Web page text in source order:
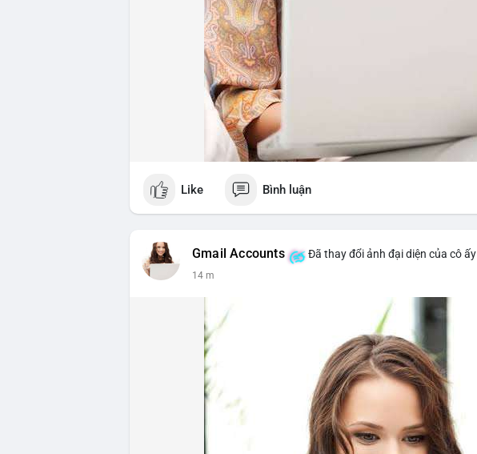
Like Bình luận
Gmail Accounts Đã thay đổi ảnh đại diện của cô ấy
14 m